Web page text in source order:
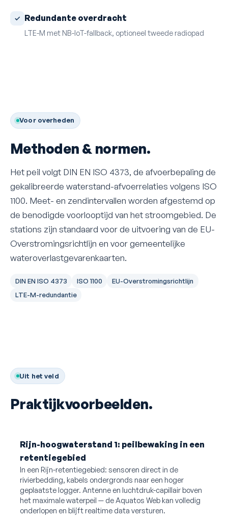
Redundante overdracht
LTE-M met NB-IoT-fallback, optioneel tweede radiopad
Voor overheden
Methoden & normen.
Het peil volgt DIN EN ISO 4373, de afvoerbepaling de
gekalibreerde waterstand-afvoerrelaties volgens ISO
1100. Meet- en zendintervallen worden afgestemd op
de benodigde voorlooptijd van het stroomgebied. De
stations zijn standaard voor de uitvoering van de EU-
Overstromingsrichtlijn en voor gemeentelijke
wateroverlastgevarenkaarten.
DIN EN ISO 4373 ISO 1100
EU-Overstromingsrichtlijn
LTE-M-redundantie
Uit het veld
Praktijkvoorbeelden.
Rijn-hoogwaterstand 1: peilbewaking in een
retentiegebied
In een Rijn-retentiegebied: sensoren direct in de
rivierbedding, kabels ondergronds naar een hoger
geplaatste logger. Antenne en luchtdruk-capillair boven
het maximale waterpeil — de Aquatos Web kan volledig
onderlopen en blijft realtime data versturen.